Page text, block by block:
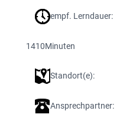
empf. Lerndauer:
1410Minuten
Standort(e):
Ansprechpartner: